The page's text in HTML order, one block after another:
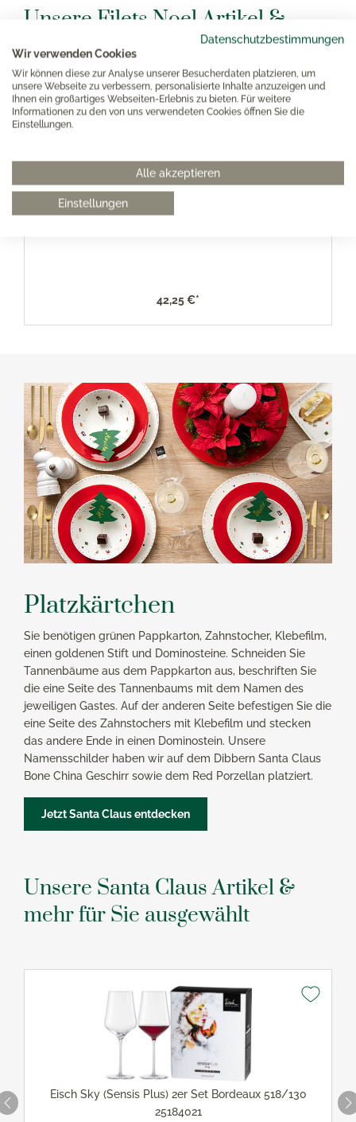
Datenschutzbestimmungen
Wir verwenden Cookies
Wir können diese zur Analyse unserer Besucherdaten platzieren, um
unsere Webseite zu verbessern, personalisierte Inhalte anzuzeigen und
Ihnen ein großartiges Webseiten-Erlebnis zu bieten. Für weitere
Informationen zu den von uns verwendeten Cookies öffnen Sie die
Einstellungen.
Alle akzeptieren
Einstellungen
Unsere Filets Noel Artikel &
mehr für Sie ausgewählt
42,25 €*
Platzkärtchen
Sie benötigen grünen Pappkarton, Zahnstocher, Klebefilm,
einen goldenen Stift und Dominosteine. Schneiden Sie
Tannenbäume aus dem Pappkarton aus, beschriften Sie
die eine Seite des Tannenbaums mit dem Namen des
jeweiligen Gastes. Auf der anderen Seite befestigen Sie die
eine Seite des Zahnstochers mit Klebefilm und stecken
das andere Ende in einen Dominostein. Unsere
Namensschilder haben wir auf dem Dibbern Santa Claus
Bone China Geschirr sowie dem Red Porzellan platziert.
Jetzt Santa Claus entdecken
Unsere Santa Claus Artikel &
mehr für Sie ausgewählt
Eisch Sky (Sensis Plus) 2er Set Bordeaux 518/130
25184021